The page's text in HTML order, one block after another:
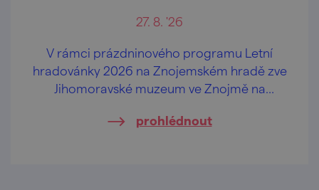
27. 8. '26
V rámci prázdninového programu Letní
hradovánky 2026 na Znojemském hradě zve
Jihomoravské muzeum ve Znojmě na
prohlédnout